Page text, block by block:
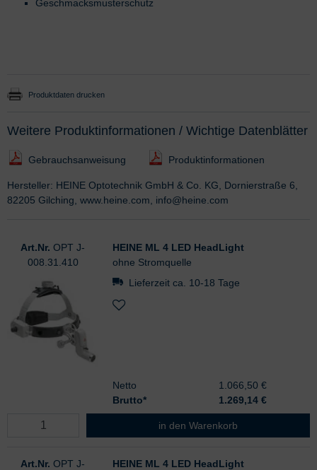
Geschmacksmusterschutz
Produktdaten drucken
Weitere Produktinformationen / Wichtige Datenblätter
Gebrauchsanweisung Produktinformationen
Hersteller: HEINE Optotechnik GmbH & Co. KG, Dornierstraße 6,
82205 Gilching, www.heine.com, info@heine.com
Art.Nr. OPT J-
008.31.410
HEINE ML 4 LED HeadLight
ohne Stromquelle
Lieferzeit ca. 10-18 Tage
Netto
1.066,50 €
Brutto*
1.269,14 €
HEINE ML 4 LED HeadLight
in den Warenkorb
Art.Nr. OPT J-
HEINE ML 4 LED HeadLight